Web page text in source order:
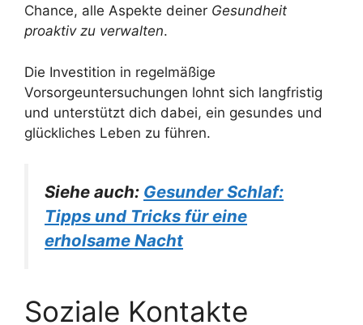
Chance, alle Aspekte deiner Gesundheit
proaktiv zu verwalten.
Die Investition in regelmäßige
Vorsorgeuntersuchungen lohnt sich langfristig
und unterstützt dich dabei, ein gesundes und
glückliches Leben zu führen.
Siehe auch: Gesunder Schlaf:
Tipps und Tricks für eine
erholsame Nacht
Soziale Kontakte